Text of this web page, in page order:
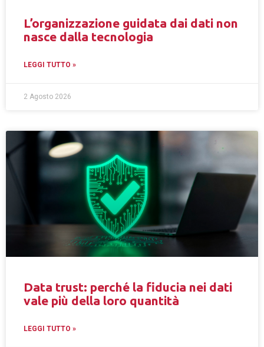
L’organizzazione guidata dai dati non
nasce dalla tecnologia
LEGGI TUTTO »
2 Agosto 2026
Data trust: perché la fiducia nei dati
vale più della loro quantità
LEGGI TUTTO »